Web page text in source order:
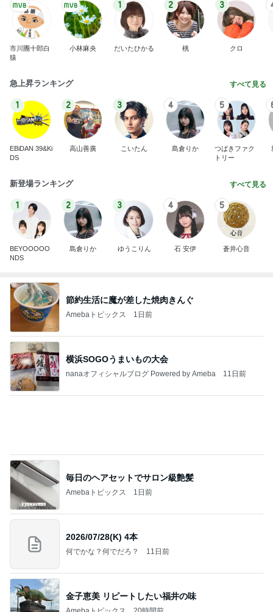
市川團十郎白
猿
小林麻央
1
だいたひかる
2
桃
3
クロ
急上昇ランキング すべて見る
1
EBiDAN 39&Ki
DS
2
高山善廣
3
こいたん
4
島倉りか
5
つばきファク
トリー
新登場ランキング すべて見る
1
BEYOOOOO
NDS
2
島倉りか
3
ゆうこりん
4
石 安伊
5
蒼井心音
節約生活に魔が差した焼肉きんぐ
Amebaトピックス 1日前
横浜SOGOうまいもの大会
nanaオフィシャルブログ Powered by Ameba 11日前
2026/07/28(K) 4本
何でかな？何でだろ？ 11日前
金子恵美 リピートしたい福井の味
Amebaトピックス 20時間前
悲しすぎて立ち直れない。